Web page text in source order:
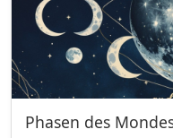
Phasen des